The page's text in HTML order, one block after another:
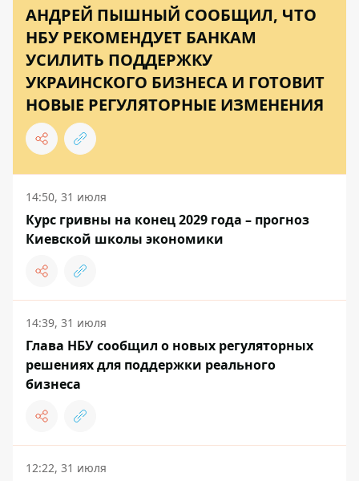
АНДРЕЙ ПЫШНЫЙ СООБЩИЛ, ЧТО
НБУ РЕКОМЕНДУЕТ БАНКАМ
УСИЛИТЬ ПОДДЕРЖКУ
УКРАИНСКОГО БИЗНЕСА И ГОТОВИТ
НОВЫЕ РЕГУЛЯТОРНЫЕ ИЗМЕНЕНИЯ
14:50, 31 июля
Курс гривны на конец 2029 года – прогноз
Киевской школы экономики
14:39, 31 июля
Глава НБУ сообщил о новых регуляторных
решениях для поддержки реального
бизнеса
12:22, 31 июля